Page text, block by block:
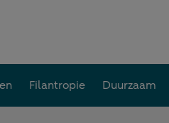
Filantropie Duurzaam